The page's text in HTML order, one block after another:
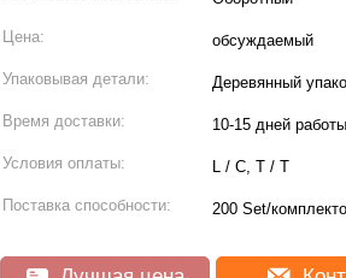
Цена: обсуждаемый
Упаковывая детали: Деревянный
Время доставки: 10-15 дней работы
Условия оплаты: L / C, T / T
Поставка способности: 200 Set/